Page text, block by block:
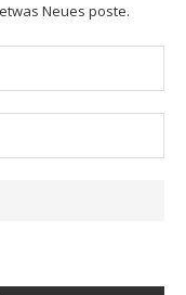
Neues poste.